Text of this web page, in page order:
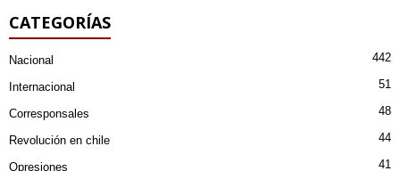
CATEGORÍAS
Nacional 442
Internacional 51
Corresponsales 48
Revolución en chile 44
Opresiones 41